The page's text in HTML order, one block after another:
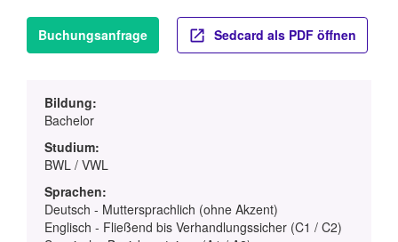
Buchungsanfrage Sedcard als PDF öffnen
Bildung:
Bachelor
Studium:
BWL / VWL
Sprachen:
Deutsch - Muttersprachlich (ohne Akzent)
Englisch - Fließend bis Verhandlungssicher (C1 / C2)